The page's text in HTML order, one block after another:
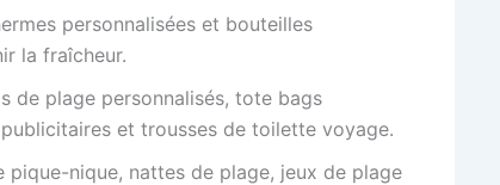
personnalisées et bouteilles
la fraîcheur.
de plage personnalisés, tote bags
et trousses de toilette voyage.
pique-nique, nattes de plage, jeux de plage